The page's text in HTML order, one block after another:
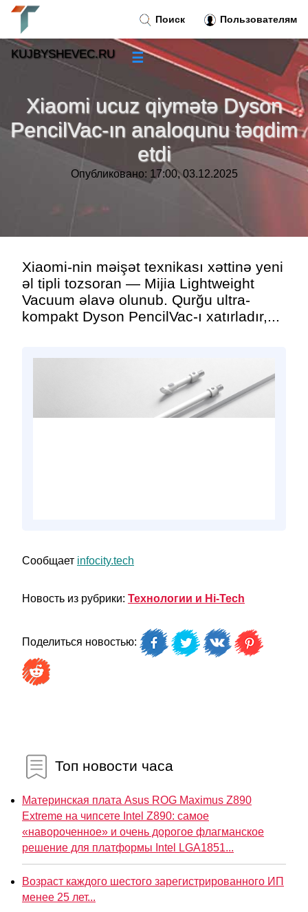
Xiaomi ucuz qiymətə Dyson
PencilVac-ın analoqunu təqdim
etdi
Опубликовано: 17:00, 03.12.2025
Xiaomi-nin məişət texnikası xəttinə yeni
əl tipli tozsoran — Mijia Lightweight
Vacuum əlavə olunub. Qurğu ultra-
kompakt Dyson PencilVac-ı xatırladır,...
Сообщает infocity.tech
Новость из рубрики: Технологии и Hi-Tech
Поделиться новостью:
Топ новости часа
Материнская плата Asus ROG Maximus Z890
Extreme на чипсете Intel Z890: самое
«навороченное» и очень дорогое флагманское
решение для платформы Intel LGA1851...
Возраст каждого шестого зарегистрированного ИП
менее 25 лет...
Поиск Пользователям
KUJBYSHEVEC.RU ☰
Новости»
Тренды новостей»
Рубрики»
Контакт»